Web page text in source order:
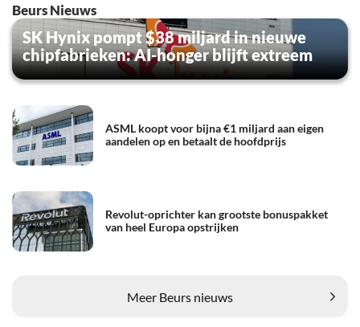
Beurs Nieuws
SK Hynix pompt $38 miljard in nieuwe
chipfabrieken: AI-honger blijft extreem
ASML koopt voor bijna €1 miljard aan eigen
aandelen op en betaalt de hoofdprijs
Revolut-oprichter kan grootste bonuspakket
van heel Europa opstrijken
Meer Beurs nieuws